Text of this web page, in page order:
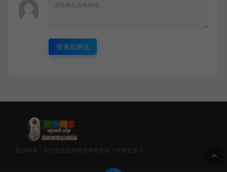
登录后评论
爱游网单，专注整理优质网游单机资源！持续更新！